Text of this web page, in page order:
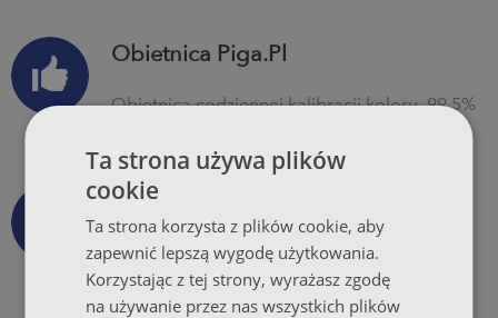
Obietnica Piga.Pl
Obietnica codziennej kalibracji koloru, 99,5%
całkowitej satysfakcji.
Wysyłka Za Darmo
Wszystkie produkty, niezależnie od nakładu
wysyłamy bezpłatnie przy współpracy z
firmami kurierskimi.
Ta strona używa plików
cookie
Ta strona korzysta z plików cookie, aby
zapewnić lepszą wygodę użytkowania.
Korzystając z tej strony, wyrażasz zgodę
na używanie przez nas wszystkich plików